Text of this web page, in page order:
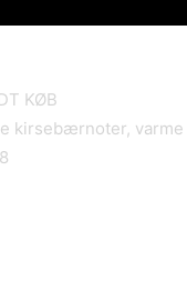
KØB
kirsebærnoter,